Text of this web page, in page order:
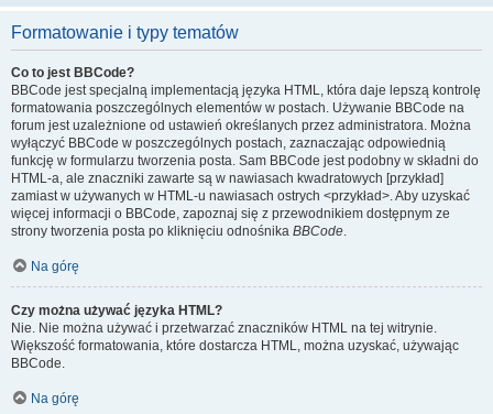
Formatowanie i typy tematów
Co to jest BBCode?
BBCode jest specjalną implementacją języka HTML, która daje lepszą kontrolę
formatowania poszczególnych elementów w postach. Używanie BBCode na
forum jest uzależnione od ustawień określanych przez administratora. Można
wyłączyć BBCode w poszczególnych postach, zaznaczając odpowiednią
funkcję w formularzu tworzenia posta. Sam BBCode jest podobny w składni do
HTML-a, ale znaczniki zawarte są w nawiasach kwadratowych [przykład]
zamiast w używanych w HTML-u nawiasach ostrych <przykład>. Aby uzyskać
więcej informacji o BBCode, zapoznaj się z przewodnikiem dostępnym ze
strony tworzenia posta po kliknięciu odnośnika BBCode.
Na górę
Czy można używać języka HTML?
Nie. Nie można używać i przetwarzać znaczników HTML na tej witrynie.
Większość formatowania, które dostarcza HTML, można uzyskać, używając
BBCode.
Na górę